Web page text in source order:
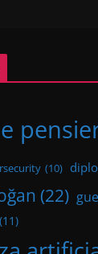
(10)
(22)
(11)